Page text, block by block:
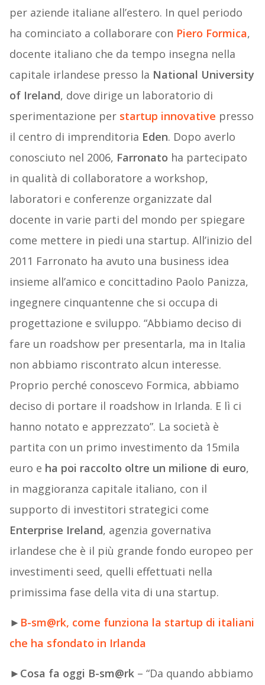
per aziende italiane all’estero. In quel periodo
ha cominciato a collaborare con Piero Formica,
docente italiano che da tempo insegna nella
capitale irlandese presso la National University
of Ireland, dove dirige un laboratorio di
sperimentazione per startup innovative presso
il centro di imprenditoria Eden. Dopo averlo
conosciuto nel 2006, Farronato ha partecipato
in qualità di collaboratore a workshop,
laboratori e conferenze organizzate dal
docente in varie parti del mondo per spiegare
come mettere in piedi una startup. All’inizio del
2011 Farronato ha avuto una business idea
insieme all’amico e concittadino Paolo Panizza,
ingegnere cinquantenne che si occupa di
progettazione e sviluppo. “Abbiamo deciso di
fare un roadshow per presentarla, ma in Italia
non abbiamo riscontrato alcun interesse.
Proprio perché conoscevo Formica, abbiamo
deciso di portare il roadshow in Irlanda. E lì ci
hanno notato e apprezzato”. La società è
partita con un primo investimento da 15mila
euro e ha poi raccolto oltre un milione di euro,
in maggioranza capitale italiano, con il
supporto di investitori strategici come
Enterprise Ireland, agenzia governativa
irlandese che è il più grande fondo europeo per
investimenti seed, quelli effettuati nella
primissima fase della vita di una startup.
► B-sm@rk, come funziona la startup di italiani
che ha sfondato in Irlanda
► Cosa fa oggi B-sm@rk– “Da quando abbiamo